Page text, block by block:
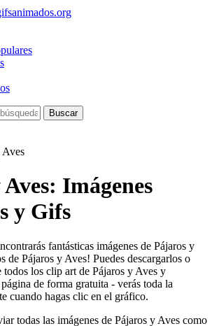
Buscar
Aves
Imágenes
y Gifs
fantásticas imágenes de Pájaros y
de Pájaros y Aves! Puedes descargarlos o
todos los clip art de Pájaros y Aves y
de forma gratuita - verás toda la
cuando hagas clic en el gráfico.
todas las imágenes de Pájaros y Aves como